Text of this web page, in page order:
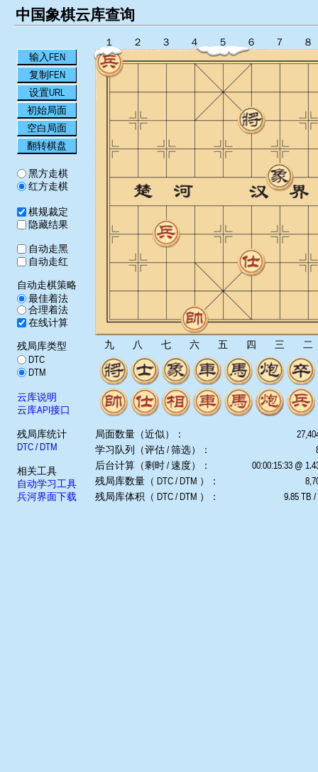
中国象棋云库查询
输入FEN
复制FEN
设置URL
初始局面
空白局面
翻转棋盘
黑方走棋
红方走棋
棋规裁定
隐藏结果
自动走黑
自动走红
自动走棋策略
最佳着法
合理着法
在线计算
残局库类型
DTC
DTM
云库说明
云库API接口
残局库统计
DTC/ DTM
相关工具
自动学习工具
兵河界面下载
１ ２ ３ ４ ５ ６ ７ ８
九 八 七 六 五 四 三 二
局面数量（近似）：
学习队列（评估 / 筛选）：
后台计算（剩时 / 速度）：
00:00:15:33 @
残局库数量（ DTC / DTM ）：
残局库体积（ DTC / DTM ）：
9.85 TB